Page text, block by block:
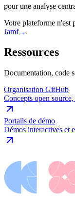
pour une analyse
Votre plateforme n'est
Jamf→
Ressources
Documentation, code
Organisation GitHub
Concepts open
Portails de démo
Démos interactives et